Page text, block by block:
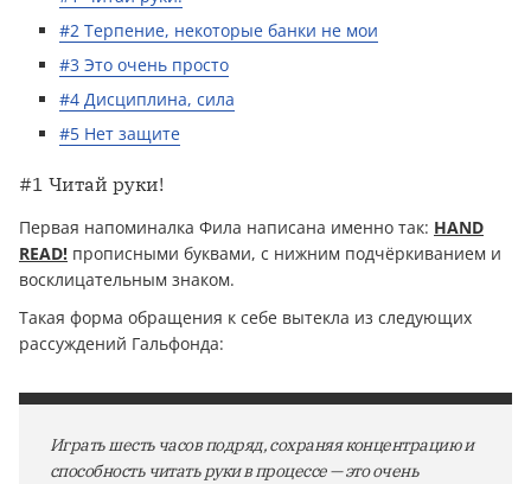
#2 Терпение, некоторые банки не мои
#3 Это очень просто
#4 Дисциплина, сила
#5 Нет защите
#1 Читай руки!
Первая напоминалка Фила написана именно так: HAND
READ! прописными буквами, с нижним подчёркиванием и
восклицательным знаком.
Такая форма обращения к себе вытекла из следующих
рассуждений Гальфонда:
Играть шесть часов подряд, сохраняя концентрацию и
способность читать руки в процессе — это очень